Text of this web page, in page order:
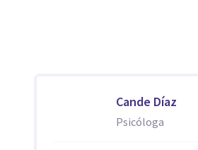
Cande Díaz
Psicóloga